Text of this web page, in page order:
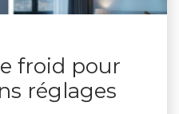
froid pour
réglages